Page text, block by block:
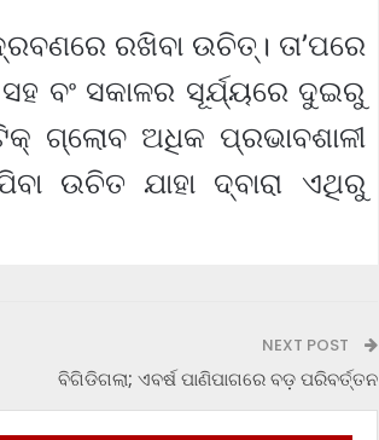
ରଖିବା ଉଚିତ୍। ତା’ପରେ
ବଂ ସକାଳର ସୂର୍ଯ୍ୟରେ ଦୁଇରୁ
ଗ୍ଲୋବ ଅଧିକ ପ୍ରଭାବଶାଳୀ
ଉଚିତ ଯାହା ଦ୍ବାରା ଏଥିରୁ
NEXT POST
ବିଗିଡିଗଲା; ଏବର୍ଷ ପାଣିପାଗରେ ବଡ଼ ପରିବର୍ତ୍ତନ